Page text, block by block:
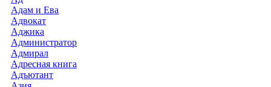
Адам и Ева
Адвокат
Аджика
Администратор
Адмирал
Адресная книга
Адъютант